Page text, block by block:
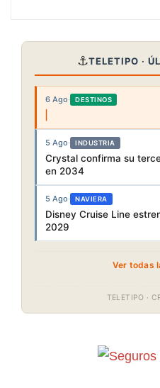
⚓TELETIPO ·
6 Ago· DESTINOS
5 Ago· INDUSTRIA
Crystal confirma su
en 2034
5 Ago· NAVIERA
Disney Cruise Line
2029
Ver todas
TELETIPO ·